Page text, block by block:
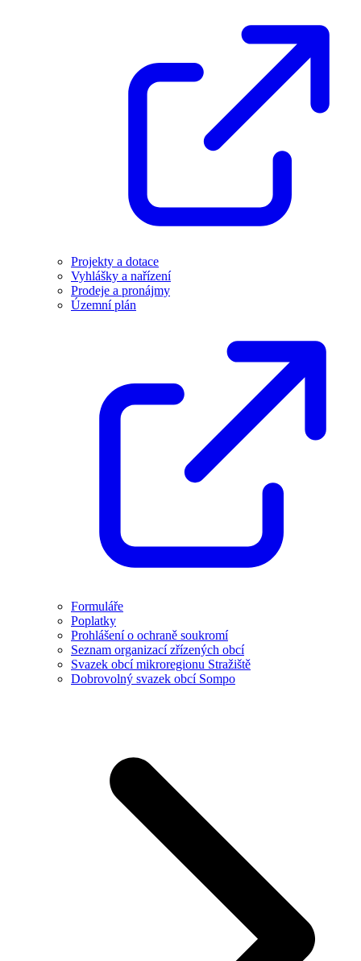
Projekty a dotace
Vyhlášky a nařízení
Prodeje a pronájmy
Územní plán
Formuláře
Poplatky
Prohlášení o ochraně soukromí
Seznam organizací zřízených obcí
Svazek obcí mikroregionu Stražiště
Dobrovolný svazek obcí Sompo